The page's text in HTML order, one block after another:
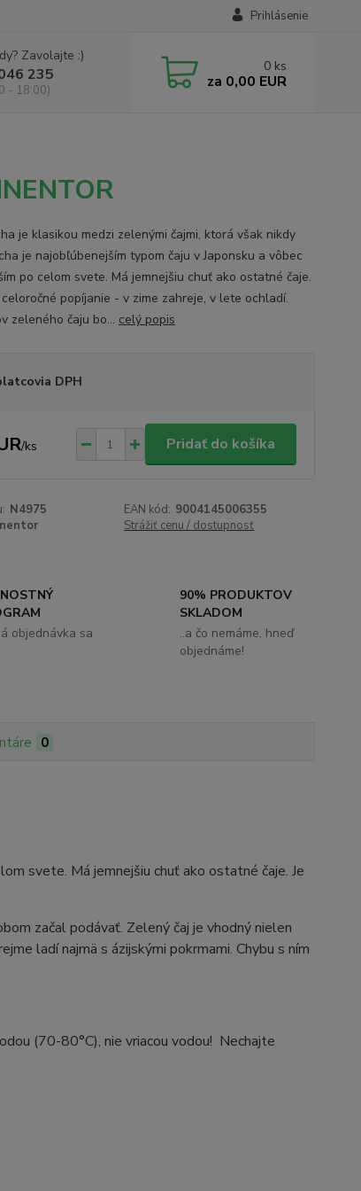
Prihlásenie
Zavolajte :)
235
- 18:00)
0 ks
za 0,00 EUR
je klasikou medzi zelenými čajmi, ktorá však nikdy
je najobľúbenejším typom čaju v Japonsku a vôbec
po celom svete. Má jemnejšiu chuť ako ostatné čaje.
celoročné popíjanie - v zime zahreje, v lete ochladí.
zeleného čaju bo... celý popis
DPH
/ks Pridať do košíka
N4975 EAN kód: 9004145006355
Strážiť cenu / dostupnosť
objednávka sa
90% PRODUKTOV
SKLADOM
..a čo nemáme, hneď
objednáme!
0
svete. Má jemnejšiu chuť ako ostatné čaje. Je
začal podávať. Zelený čaj je vhodný nielen
ladí najmä s ázijskými pokrmami. Chybu s ním
(70-80°C), nie vriacou vodou! Nechajte